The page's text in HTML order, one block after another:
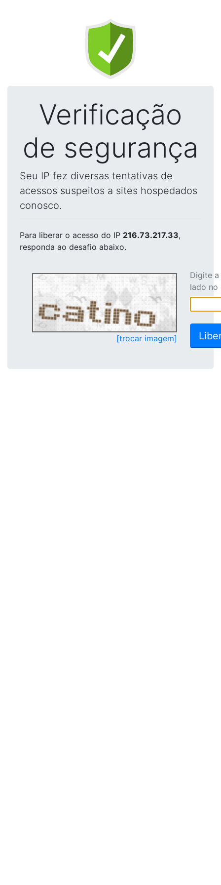
Verificação
de segurança
Seu IP fez diversas tentativas de
acessos suspeitos a sites hospedados
conosco.
Para liberar o acesso do IP 216.73.217.33,
responda ao desafio abaixo.
[trocar imagem]
Digite
lado no